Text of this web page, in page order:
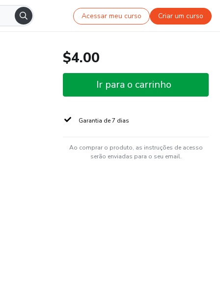
Acessar meu curso Criar um curso
$4.00
Ir para o carrinho
Garantia de 7 dias
Ao comprar o produto, as instruções de acesso
serão enviadas para o seu email.